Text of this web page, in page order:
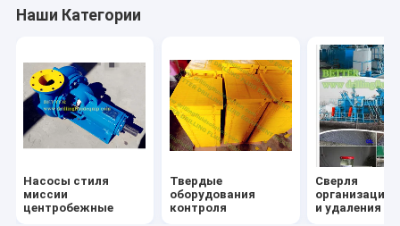
Соединения месторождения нефти
Одношрубный насос
Гидравлические силовые колпачки
Наши Категории
Насосы стиля
миссии
центробежные
Твердые
оборудования
контроля
Сверля
организация
и удаления